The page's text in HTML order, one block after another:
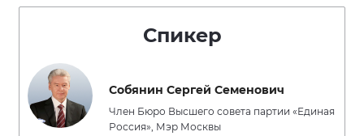
Спикер
Собянин Сергей Семенович
Член Бюро Высшего совета партии «Единая
Россия», Мэр Москвы